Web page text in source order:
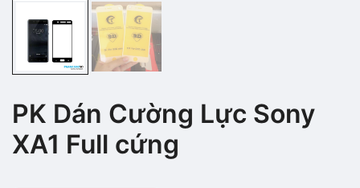
PK Dán Cường Lực Sony
XA1 Full cứng